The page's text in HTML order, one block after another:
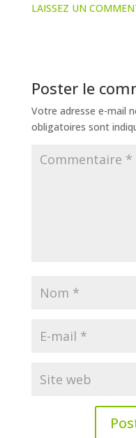
LAISSEZ UN
Poster le
Votre adresse e-mail
obligatoires sont